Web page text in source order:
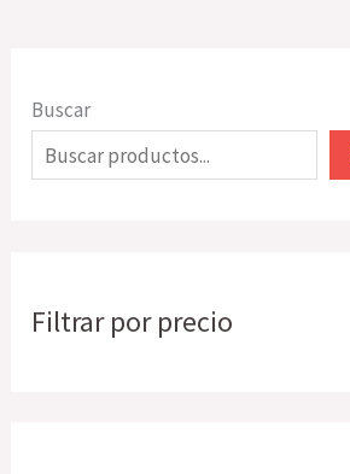
Buscar
Filtrar por precio